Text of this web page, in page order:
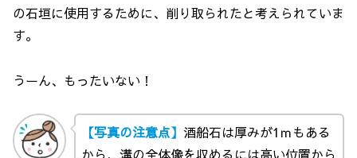
の石垣に使用するために、削り取られたと考えられていま
す。
うーん、もったいない！
【写真の注意点】 酒船石は厚みが1ｍもある
から、溝の全体像を収めるには高い位置から